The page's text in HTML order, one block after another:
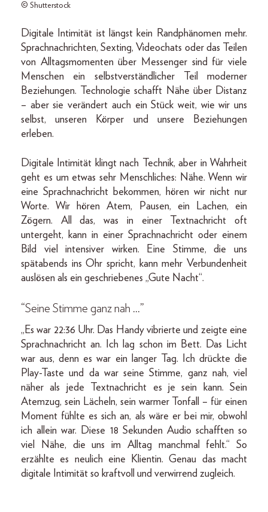
© Shutterstock
Digitale Intimität ist längst kein Randphänomen mehr.
Sprachnachrichten, Sexting, Videochats oder das Teilen
von Alltagsmomenten über Messenger sind für viele
Menschen ein selbstverständlicher Teil moderner
Beziehungen. Technologie schafft Nähe über Distanz
– aber sie verändert auch ein Stück weit, wie wir uns
selbst, unseren Körper und unsere Beziehungen
erleben.
Digitale Intimität klingt nach Technik, aber in Wahrheit
geht es um etwas sehr Menschliches: Nähe. Wenn wir
eine Sprachnachricht bekommen, hören wir nicht nur
Worte. Wir hören Atem, Pausen, ein Lachen, ein
Zögern. All das, was in einer Textnachricht oft
untergeht, kann in einer Sprachnachricht oder einem
Bild viel intensiver wirken. Eine Stimme, die uns
spätabends ins Ohr spricht, kann mehr Verbundenheit
auslösen als ein geschriebenes „Gute Nacht“.
“Seine Stimme ganz nah …”
„Es war 22:36 Uhr. Das Handy vibrierte und zeigte eine
Sprachnachricht an. Ich lag schon im Bett. Das Licht
war aus, denn es war ein langer Tag. Ich drückte die
Play-Taste und da war seine Stimme, ganz nah, viel
näher als jede Textnachricht es je sein kann. Sein
Atemzug, sein Lächeln, sein warmer Tonfall – für einen
Moment fühlte es sich an, als wäre er bei mir, obwohl
ich allein war. Diese 18 Sekunden Audio schafften so
viel Nähe, die uns im Alltag manchmal fehlt.“ So
erzählte es neulich eine Klientin. Genau das macht
digitale Intimität so kraftvoll und verwirrend zugleich.